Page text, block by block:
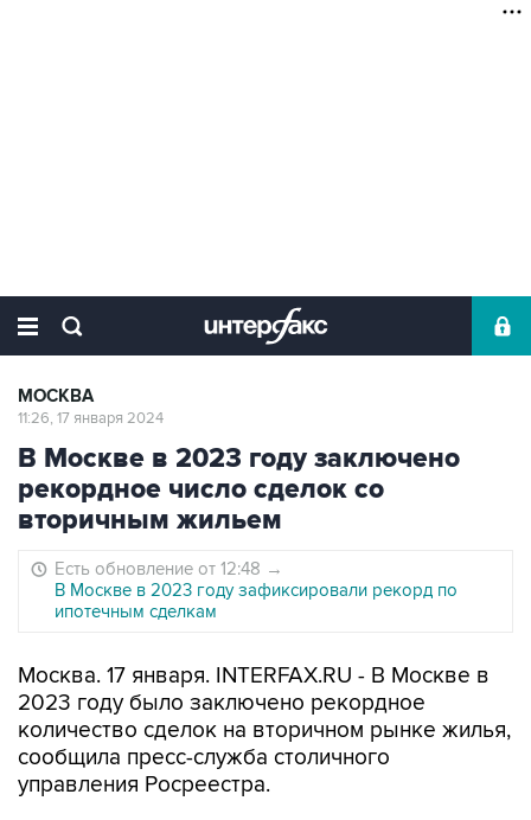
МОСКВА
11:26, 17 января 2024
В Москве в 2023 году заключено
рекордное число сделок со
вторичным жильем
Есть обновление от 12:48 →
В Москве в 2023 году зафиксировали рекорд по
ипотечным сделкам
Москва. 17 января. INTERFAX.RU - В Москве в
2023 году было заключено рекордное
количество сделок на вторичном рынке жилья,
сообщила пресс-служба столичного
управления Росреестра.